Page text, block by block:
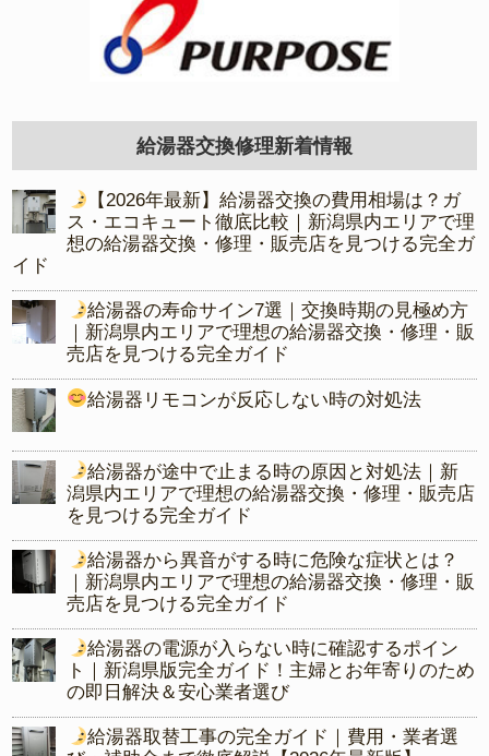
給湯器交換修理新着情報
【2026年最新】給湯器交換の費用相場は？ガ
ス・エコキュート徹底比較｜新潟県内エリアで理
想の給湯器交換・修理・販売店を見つける完全ガ
イド
給湯器の寿命サイン7選｜交換時期の見極め方
｜新潟県内エリアで理想の給湯器交換・修理・販
売店を見つける完全ガイド
給湯器リモコンが反応しない時の対処法
給湯器が途中で止まる時の原因と対処法｜新
潟県内エリアで理想の給湯器交換・修理・販売店
を見つける完全ガイド
給湯器から異音がする時に危険な症状とは？
｜新潟県内エリアで理想の給湯器交換・修理・販
売店を見つける完全ガイド
給湯器の電源が入らない時に確認するポイン
ト｜新潟県版完全ガイド！主婦とお年寄りのため
の即日解決＆安心業者選び
給湯器取替工事の完全ガイド｜費用・業者選